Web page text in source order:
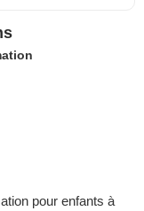
pour enfants à